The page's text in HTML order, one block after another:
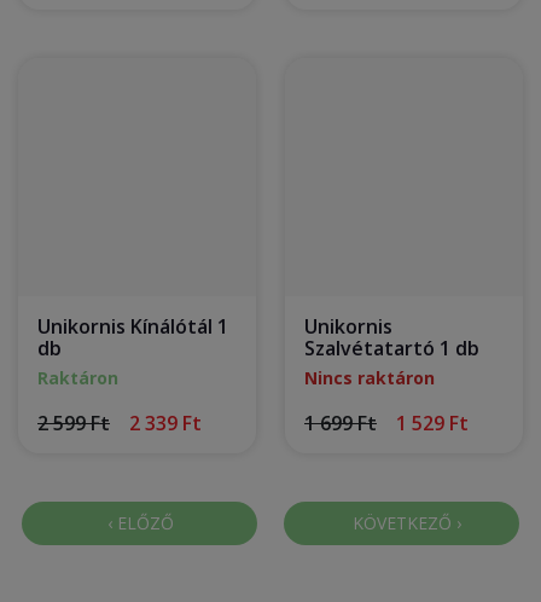
Unikornis Kínálótál 1
db
Raktáron
2 599 Ft 2 339 Ft
Unikornis
Szalvétatartó 1 db
Nincs raktáron
1 699 Ft 1 529 Ft